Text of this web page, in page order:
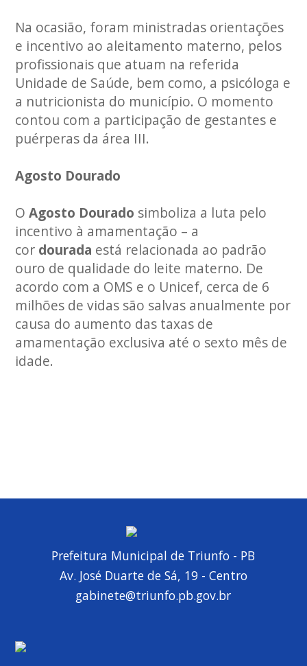
Na ocasião, foram ministradas orientações
e incentivo ao aleitamento materno, pelos
profissionais que atuam na referida
Unidade de Saúde, bem como, a psicóloga e
a nutricionista do município. O momento
contou com a participação de gestantes e
puérperas da área III.
Agosto Dourado
OAgosto Dourado simboliza a luta pelo
incentivo à amamentação – a
cor dourada está relacionada ao padrão
ouro de qualidade do leite materno. De
acordo com a OMS e o Unicef, cerca de 6
milhões de vidas são salvas anualmente por
causa do aumento das taxas de
amamentação exclusiva até o sexto mês de
idade.
Prefeitura Municipal de Triunfo - PB
Av. José Duarte de Sá, 19 - Centro
gabinete@triunfo.pb.gov.br